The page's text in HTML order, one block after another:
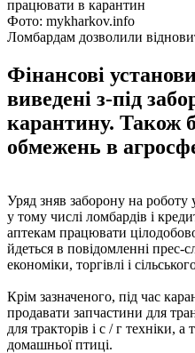
Фото: mykharkov.info
Ломбардам дозволили
Фінансові
виведені з-під
карантину. Також
обмежень в
Уряд зняв заборону на роботу
у тому числі ломбардів і
аптекам працювати
йдеться в повідомленні прес-
економіки, торгівлі і
Крім зазначеного, під час
продавати запчастини для
для тракторів і с / г техніки,
домашньої птиці.